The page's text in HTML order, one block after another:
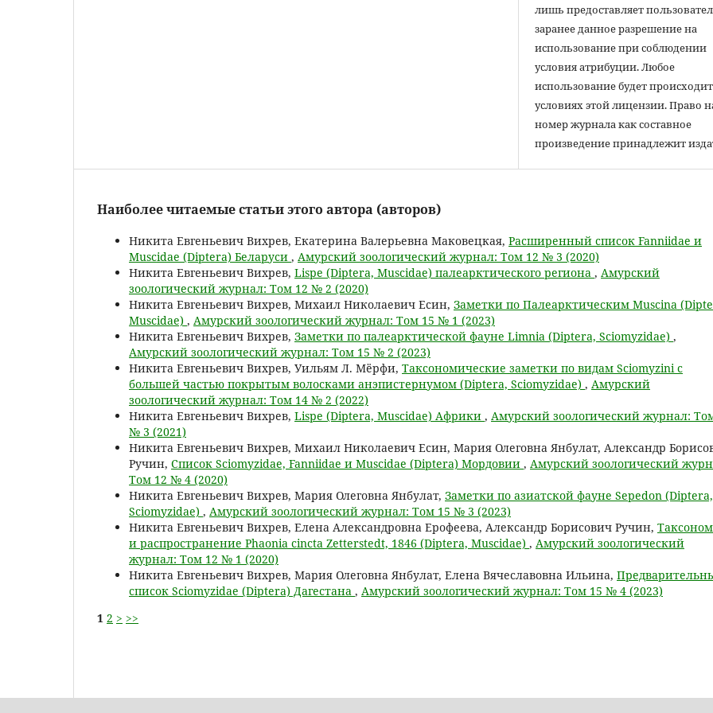
лишь предоставляет
заранее данное разрешение на
использование при соблюдении
условия атрибуции. Любое
использование будет
условиях этой лицензии. Право
номер журнала как составное
произведение принадлежит
Наиболее читаемые статьи этого автора (авторов)
Никита Евгеньевич Вихрев, Екатерина Валерьевна Маковецкая, Расширенный список Fanniidae и
Muscidae (Diptera) Беларуси , Амурский зоологический журнал: Том 12 № 3 (2020)
Никита Евгеньевич Вихрев, Lispe (Diptera, Muscidae) палеарктического региона , Амурский
зоологический журнал: Том 12 № 2 (2020)
Никита Евгеньевич Вихрев, Михаил Николаевич Есин, Заметки по Палеарктическим Muscina
Muscidae) , Амурский зоологический журнал: Том 15 № 1 (2023)
Никита Евгеньевич Вихрев, Заметки по палеарктической фауне Limnia (Diptera, Sciomyzidae) ,
Амурский зоологический журнал: Том 15 № 2 (2023)
Никита Евгеньевич Вихрев, Уильям Л. Мёрфи, Таксономические заметки по видам Sciomyzini с
большей частью покрытым волосками анэпистернумом (Diptera, Sciomyzidae) , Амурский
зоологический журнал: Том 14 № 2 (2022)
Никита Евгеньевич Вихрев, Lispe (Diptera, Muscidae) Африки , Амурский зоологический журнал:
№ 3 (2021)
Никита Евгеньевич Вихрев, Михаил Николаевич Есин, Мария Олеговна Янбулат, Александр
Ручин, Список Sciomyzidae, Fanniidae и Muscidae (Diptera) Мордовии , Амурский зоологический
Том 12 № 4 (2020)
Никита Евгеньевич Вихрев, Мария Олеговна Янбулат, Заметки по азиатской фауне Sepedon (Diptera,
Sciomyzidae) , Амурский зоологический журнал: Том 15 № 3 (2023)
Никита Евгеньевич Вихрев, Елена Александровна Ерофеева, Александр Борисович Ручин,
и распространение Phaonia cincta Zetterstedt, 1846 (Diptera, Muscidae) , Амурский зоологический
журнал: Том 12 № 1 (2020)
Никита Евгеньевич Вихрев, Мария Олеговна Янбулат, Елена Вячеславовна Ильина,
список Sciomyzidae (Diptera) Дагестана , Амурский зоологический журнал: Том 15 № 4 (2023)
1 2 > >>